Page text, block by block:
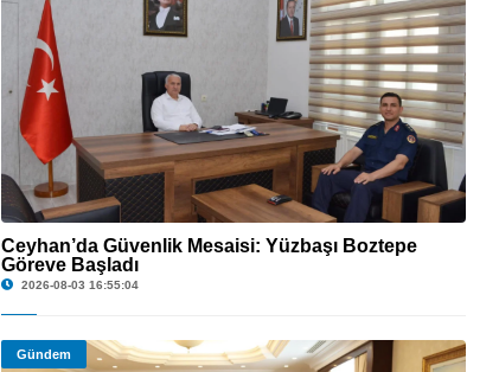
© Ceyhan’da Güvenlik Mesaisi: Yüzbaşı Boztepe Göreve Başladı
Ceyhan’da Güvenlik Mesaisi: Yüzbaşı Boztepe
Göreve Başladı
2026-08-03 16:55:04
Gündem